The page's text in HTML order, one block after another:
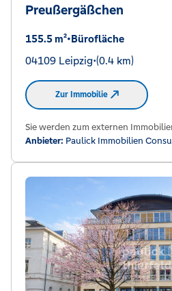
Preußergäßchen
155.5 m²•Bürofläche
04109 Leipzig•(0.4 km)
Zur Immobilie
Sie werden zum externen
Anbieter: Paulick Immobilien